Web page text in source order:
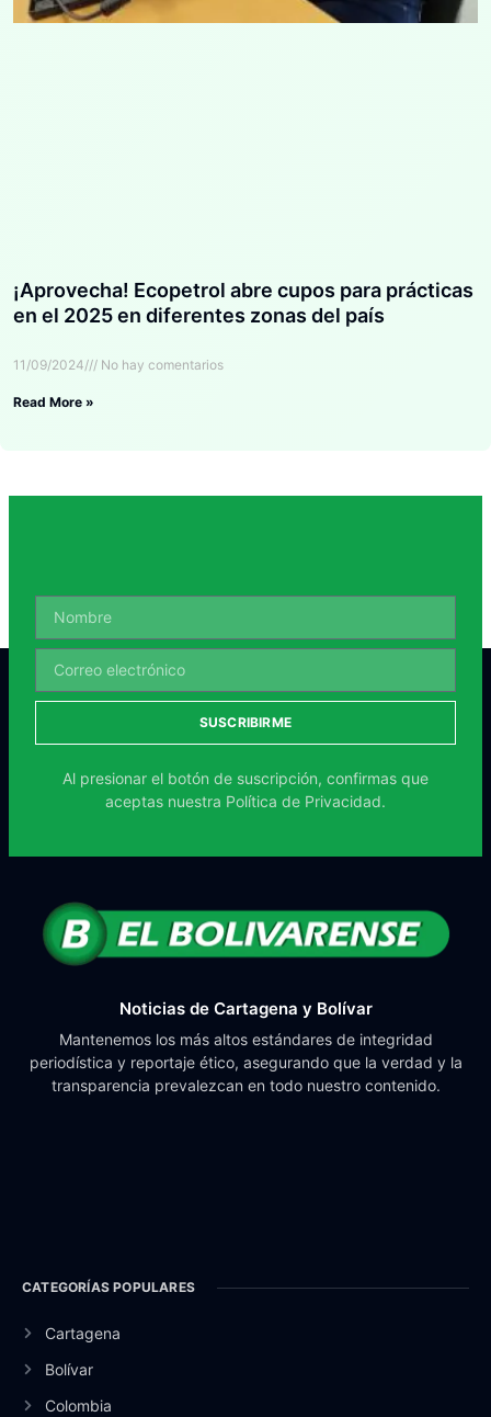
¡Aprovecha! Ecopetrol abre cupos para prácticas
en el 2025 en diferentes zonas del país
11/09/2024 No hay comentarios
Read More »
SUSCRIBIRME
Al presionar el botón de suscripción, confirmas que
aceptas nuestra Política de Privacidad.
Noticias de Cartagena y Bolívar
Mantenemos los más altos estándares de integridad
periodística y reportaje ético, asegurando que la verdad y la
transparencia prevalezcan en todo nuestro contenido.
CATEGORÍAS POPULARES
Cartagena
Bolívar
Colombia